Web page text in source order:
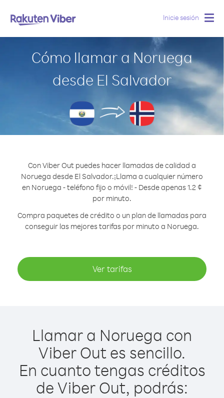
Inicie sesión
Cómo llamar a Noruega
desde El Salvador
Con Viber Out puedes hacer llamadas de calidad a
Noruega desde El Salvador.¡Llama a cualquier número
en Noruega - teléfono fijo o móvil! - Desde apenas 1.2 ¢
por minuto.
Compra paquetes de crédito o un plan de llamadas para
conseguir las mejores tarifas por minuto a Noruega.
Ver tarifas
Llamar a Noruega con
Viber Out es sencillo.
En cuanto tengas créditos
de Viber Out, podrás: